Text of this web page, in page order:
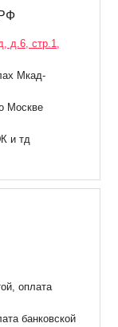
д.6, стр.1,
Мкад-
Москве
и тд
оплата
банковской